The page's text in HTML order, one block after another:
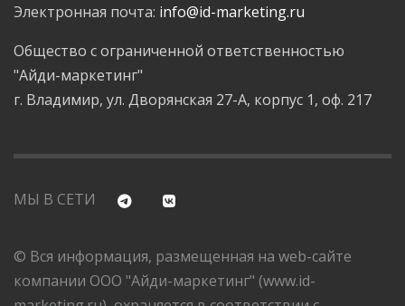
Электронная почта: info@id-marketing.ru
Общество с ограниченной ответственностью
"Айди-маркетинг"
г. Владимир, ул. Дворянская 27-А, корпус 1, оф. 217
МЫ В СЕТИ
© Вся информация, размещенная на web-сайте
компании ООО "Айди-маркетинг" (www.id-